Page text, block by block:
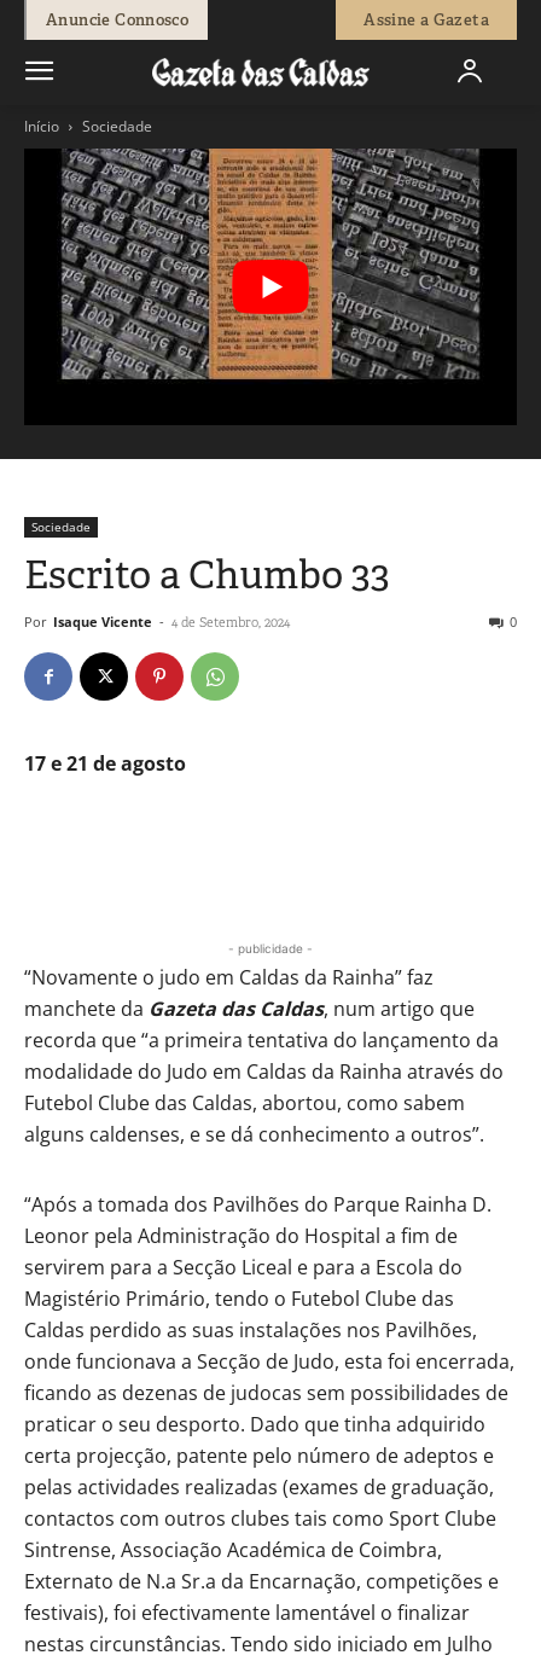
Anuncie Connosco Assine a Gazeta
Início Sociedade
Sociedade
Escrito a Chumbo 33
Por Isaque Vicente - 4 de Setembro, 2024 0
17 e 21 de agosto
- publicidade -
“Novamente o judo em Caldas da Rainha” faz
manchete da Gazeta das Caldas, num artigo que
recorda que “a primeira tentativa do lançamento da
modalidade do Judo em Caldas da Rainha através do
Futebol Clube das Caldas, abortou, como sabem
alguns caldenses, e se dá conhecimento a outros”.
“Após a tomada dos Pavilhões do Parque Rainha D.
Leonor pela Administração do Hospital a fim de
servirem para a Secção Liceal e para a Escola do
Magistério Primário, tendo o Futebol Clube das
Caldas perdido as suas instalações nos Pavilhões,
onde funcionava a Secção de Judo, esta foi encerrada,
ficando as dezenas de judocas sem possibilidades de
praticar o seu desporto. Dado que tinha adquirido
certa projecção, patente pelo número de adeptos e
pelas actividades realizadas (exames de graduação,
contactos com outros clubes tais como Sport Clube
Sintrense, Associação Académica de Coimbra,
Externato de N.a Sr.a da Encarnação, competições e
festivais), foi efectivamente lamentável o finalizar
nestas circunstâncias. Tendo sido iniciado em Julho